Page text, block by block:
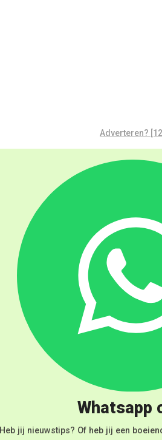
Adverteren?
Whatsapp
Heb jij nieuwstips? Of heb jij een